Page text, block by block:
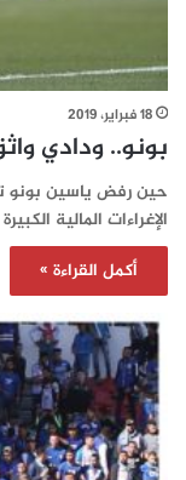
18 فبراير، 2019
بونو.. ودادي
الإغراءات المالية
أكمل القراءة »